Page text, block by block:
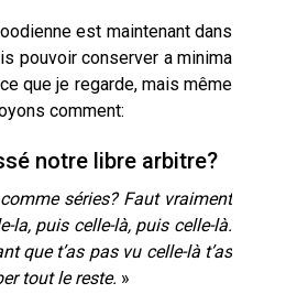
est maintenant dans
pouvoir conserver a minima
que je regarde, mais même
comment:
notre libre arbitre?
séries? Faut vraiment
la, puis celle-là, puis celle-là.
que t’as pas vu celle-là t’as
tout le reste. »